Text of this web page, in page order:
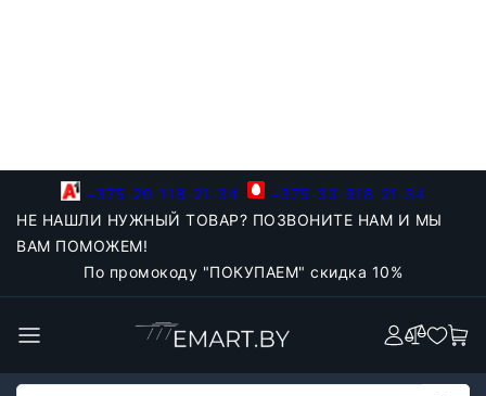
+375-29-118-21-34
+375-33-918-21-34
НЕ НАШЛИ НУЖНЫЙ ТОВАР? ПОЗВОНИТЕ НАМ И МЫ
ВАМ ПОМОЖЕМ!
По промокоду "ПОКУПАЕМ" скидка 10%